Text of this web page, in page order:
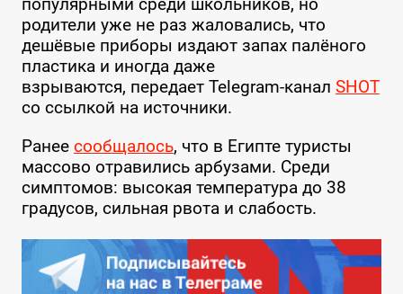
популярными среди школьников, но
родители уже не раз жаловались, что
дешёвые приборы издают запах палёного
пластика и иногда даже
взрываются, передает Telegram-канал SHOT
со ссылкой на источники.
Ранее сообщалось, что в Египте туристы
массово отравились арбузами. Среди
симптомов: высокая температура до 38
градусов, сильная рвота и слабость.